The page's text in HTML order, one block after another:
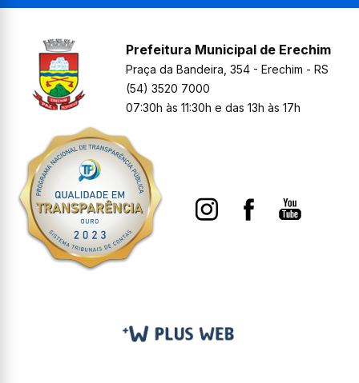
Prefeitura Municipal de Erechim
Praça da Bandeira, 354 - Erechim - RS
(54) 3520 7000
07:30h às 11:30h e das 13h às 17h